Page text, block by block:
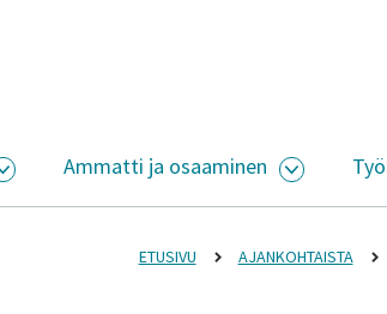
AVAA ALASIVUJEN VALIKKO
Ammatti ja osaaminen
AVAA
ETUSIVU AJANKOHTAISTA